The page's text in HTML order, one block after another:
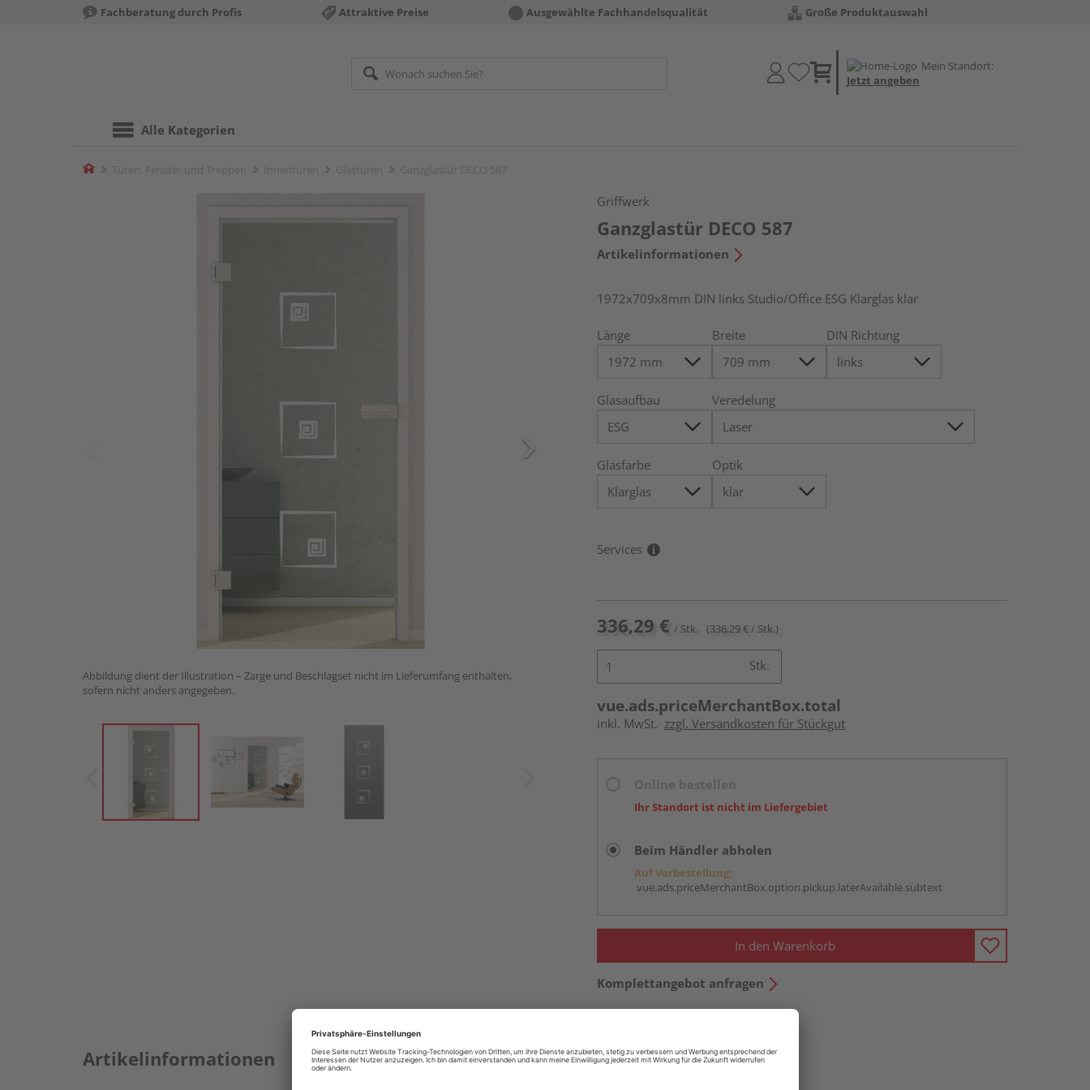
Fachberatung durch Profis Attraktive Preise Ausgewählte Fachhandelsqualität Große Produktauswahl
Mein Standort:
Jetzt angeben
Alle Kategorien
Home
Abbildung dient der Illustration – Zarge und Beschlagset nicht im Lieferumfang enthalten,
sofern nicht anders angegeben.
Griffwerk
Ganzglastür DECO 587
Artikelinformationen
1972x709x8mm DIN links Studio/Office ESG Klarglas klar
Länge Breite DIN Richtung
Glasaufbau Veredelung
Glasfarbe Optik
Services
336,29 € / Stk. (336,29 € / Stk.)
Stk.
vue.ads.priceMerchantBox.total
inkl. MwSt. zzgl. Versandkosten für Stückgut
Ihr Standort ist nicht im Liefergebiet
Beim Händler abholen
Auf Vorbestellung:
vue.ads.priceMerchantBox.option.pickup.laterAvailable.subtext
In den Warenkorb
Komplettangebot anfragen
Artikelinformationen